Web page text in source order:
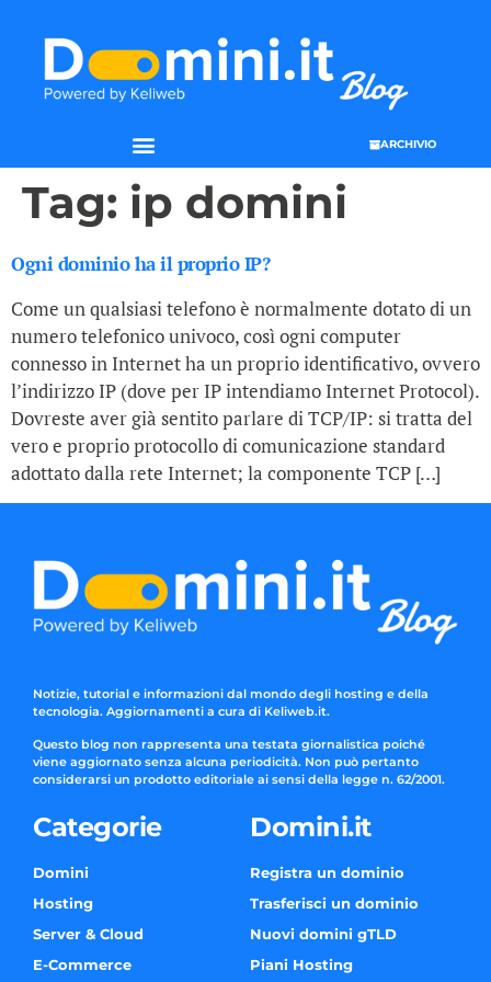
ARCHIVIO
Tag: ip domini
Ogni dominio ha il proprio IP?
Come un qualsiasi telefono è normalmente dotato di un
numero telefonico univoco, così ogni computer
connesso in Internet ha un proprio identificativo, ovvero
l’indirizzo IP (dove per IP intendiamo Internet Protocol).
Dovreste aver già sentito parlare di TCP/IP: si tratta del
vero e proprio protocollo di comunicazione standard
adottato dalla rete Internet; la componente TCP […]
Notizie, tutorial e informazioni dal mondo degli hosting e della
tecnologia. Aggiornamenti a cura di Keliweb.it.
Questo blog non rappresenta una testata giornalistica poiché
viene aggiornato senza alcuna periodicità. Non può pertanto
considerarsi un prodotto editoriale ai sensi della legge n. 62/2001.
Categorie
Domini
Hosting
Server & Cloud
E-Commerce
Domini.it
Registra un dominio
Trasferisci un dominio
Nuovi domini gTLD
Piani Hosting